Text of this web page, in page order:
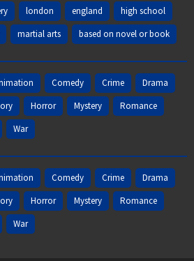
london england
high school
martial arts based on novel or book
Comedy Crime
Drama
Horror Mystery
Romance
War
Comedy Crime
Drama
Horror Mystery
Romance
War